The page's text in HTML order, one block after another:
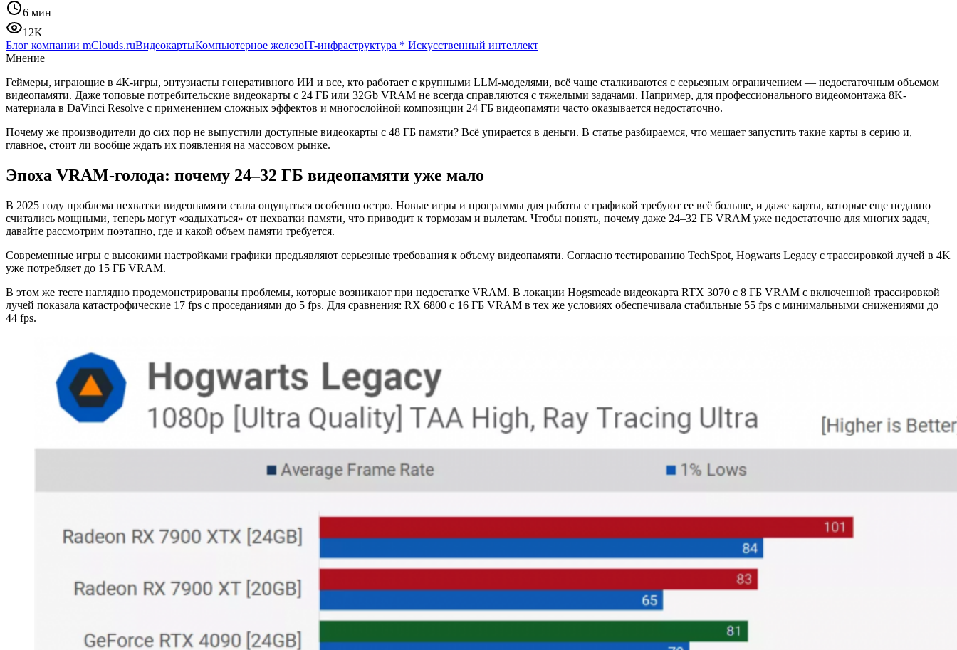
6 мин
12K
Блог компании mClouds.ruВидеокартыКомпьютерное железоIT-инфраструктура * Искусственный интеллект
Мнение
Геймеры, играющие в 4К-игры, энтузиасты генеративного ИИ и все, кто работает с крупными LLM-моделями, всё чаще сталкиваются с серьезным ограничением — недостаточным объемом
видеопамяти. Даже топовые потребительские видеокарты с 24 ГБ или 32Gb VRAM не всегда справляются с тяжелыми задачами. Например, для профессионального видеомонтажа 8K-
материала в DaVinci Resolve с применением сложных эффектов и многослойной композиции 24 ГБ видеопамяти часто оказывается недостаточно.
Почему же производители до сих пор не выпустили доступные видеокарты с 48 ГБ памяти? Всё упирается в деньги. В статье разбираемся, что мешает запустить такие карты в серию и,
главное, стоит ли вообще ждать их появления на массовом рынке.
Эпоха VRAM-голода: почему 24–32 ГБ видеопамяти уже мало
В 2025 году проблема нехватки видеопамяти стала ощущаться особенно остро. Новые игры и программы для работы с графикой требуют ее всё больше, и даже карты, которые еще недавно
считались мощными, теперь могут «задыхаться» от нехватки памяти, что приводит к тормозам и вылетам. Чтобы понять, почему даже 24–32 ГБ VRAM уже недостаточно для многих задач,
давайте рассмотрим поэтапно, где и какой объем памяти требуется.
Современные игры с высокими настройками графики предъявляют серьезные требования к объему видеопамяти. Согласно тестированию TechSpot, Hogwarts Legacy с трассировкой лучей в 4K
уже потребляет до 15 ГБ VRAM.
В этом же тесте наглядно продемонстрированы проблемы, которые возникают при недостатке VRAM. В локации Hogsmeade видеокарта RTX 3070 с 8 ГБ VRAM с включенной трассировкой
лучей показала катастрофические 17 fps с проседаниями до 5 fps. Для сравнения: RX 6800 с 16 ГБ VRAM в тех же условиях обеспечивала стабильные 55 fps с минимальными снижениями до
44 fps.